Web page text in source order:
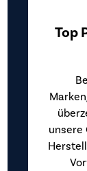
Top
unsere